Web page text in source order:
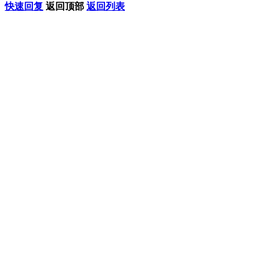
快速回复 返回顶部 返回列表